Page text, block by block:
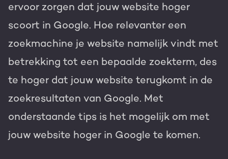
ervoor zorgen dat jouw website hoger
scoort in Google. Hoe relevanter een
zoekmachine je website namelijk vindt met
betrekking tot een bepaalde zoekterm, des
te hoger dat jouw website terugkomt in de
zoekresultaten van Google. Met
onderstaande tips is het mogelijk om met
jouw website hoger in Google te komen.